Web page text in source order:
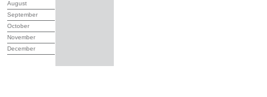
August
September
October
November
December